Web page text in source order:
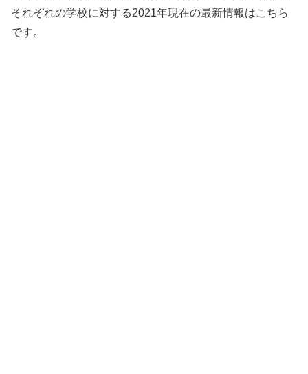
それぞれの学校に対する2021年現在の最新情報はこちら
です。